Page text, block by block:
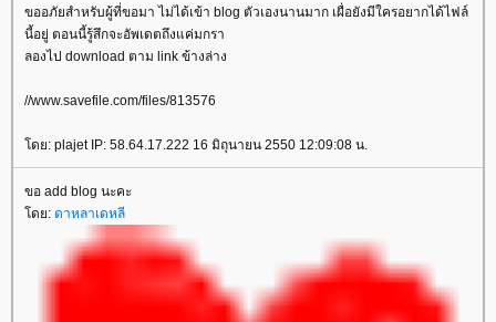
ขออภัยสำหรับผู้ที่ขอมา ไม่ได้เข้า blog ตัวเองนานมาก เผื่อยังมีใครอยากได้ไฟล์
นี้อยู่ ตอนนี้รู้สึกจะอัพเดตถึงแค่มกรา
ลองไป download ตาม link ข้างล่าง
//www.savefile.com/files/813576
ดย: plajet IP: 58.64.17.222 16 มิถุนายน 2550 12:09:08 น.
ขอ add blog นะคะ
ดย: ดาหลาเดหลี